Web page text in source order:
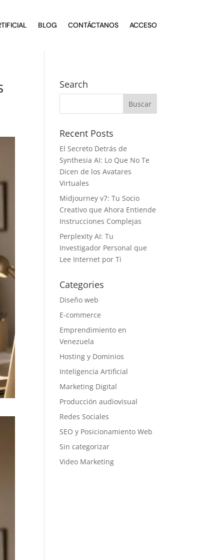
BLOG CONTÁCTANOS ACCESO
Search
Recent Posts
El Secreto Detrás de
Synthesia AI: Lo Que No Te
Dicen de los Avatares
Virtuales
Midjourney v7: Tu Socio
Creativo que Ahora Entiende
Instrucciones Complejas
Perplexity AI: Tu
Investigador Personal que
Lee Internet por Ti
Categories
Diseño web
E-commerce
Emprendimiento en
Venezuela
Hosting y Dominios
Inteligencia Artificial
Marketing Digital
Producción audiovisual
Redes Sociales
SEO y Posicionamiento Web
Sin categorizar
Video Marketing